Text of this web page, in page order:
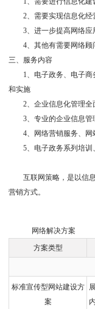
2、需要实现信息化经
3、进一步提高网络应
4、其他有需要网络顾
三、服务内容
1、电子政务、电子商
和实施
2、企业信息化管理全
3、专业的企业信息管
4、网络营销服务、网
5、电子政务系列培训
互联网策略，是以信息
营销方式。
网络解决方案
方案类型
标准宣传型网站建设方
案